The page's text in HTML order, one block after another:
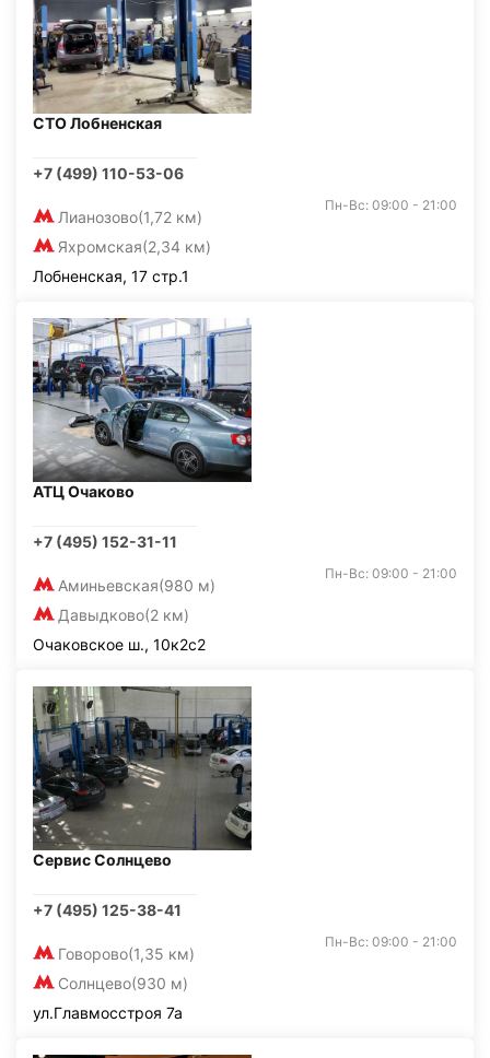
СТО Лобненская
+7 (499) 110-53-06
Лианозово(1,72 км)
Яхромская(2,34 км)
Пн-Вс: 09:00 - 21:00
Лобненская, 17 стр.1
АТЦ Очаково
+7 (495) 152-31-11
Аминьевская(980 м)
Давыдково(2 км)
Пн-Вс: 09:00 - 21:00
Очаковское ш., 10к2с2
Сервис Солнцево
+7 (495) 125-38-41
Говорово(1,35 км)
Солнцево(930 м)
Пн-Вс: 09:00 - 21:00
ул.Главмосстроя 7а